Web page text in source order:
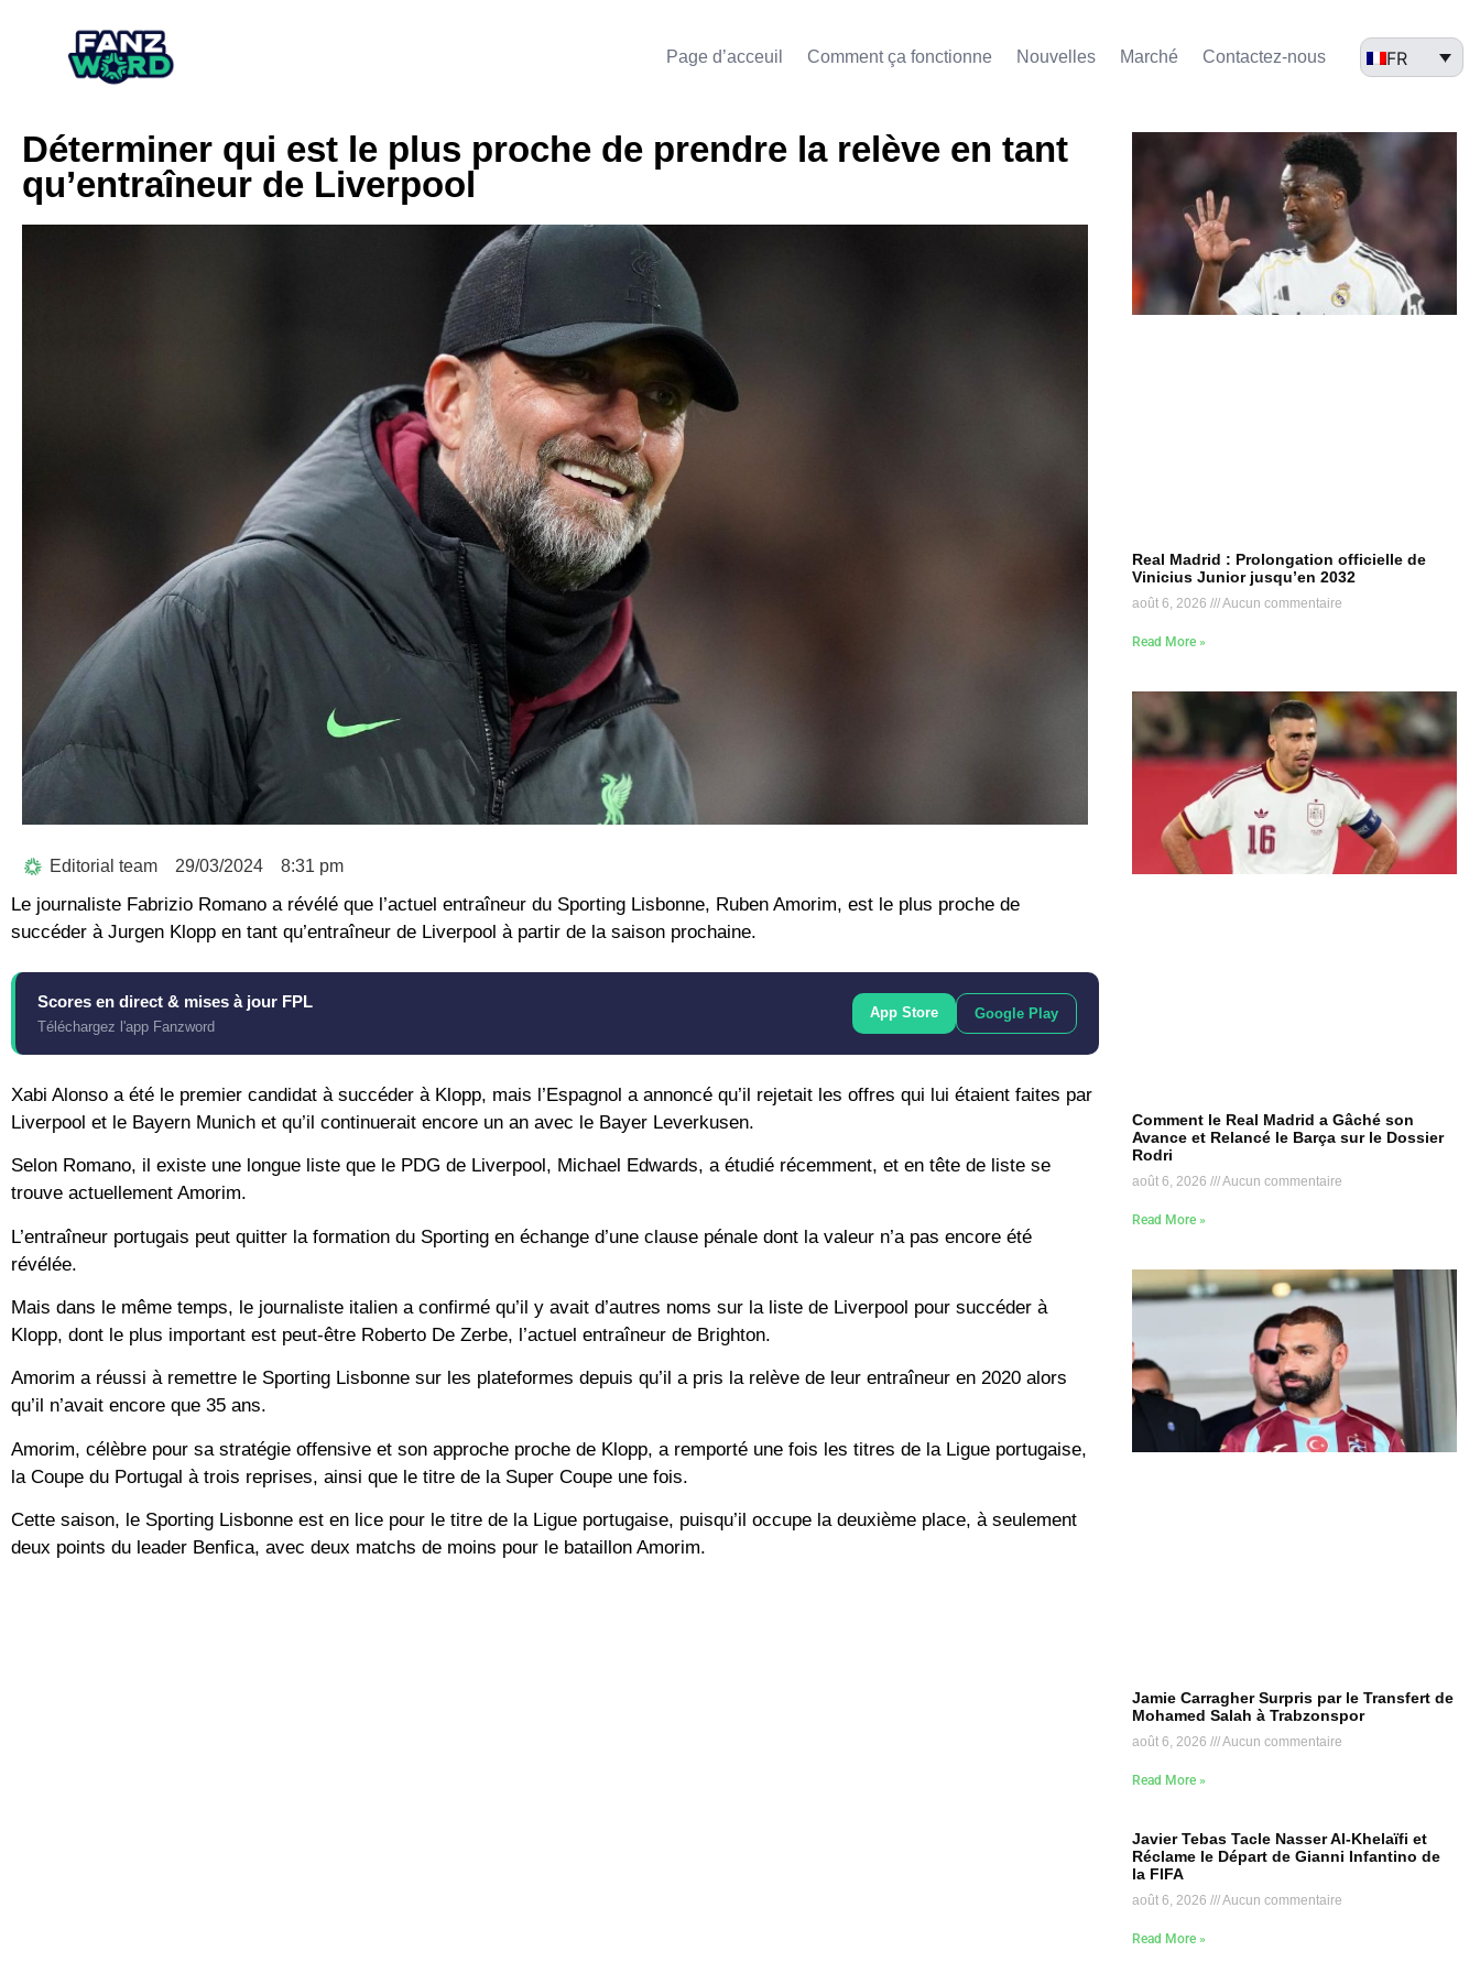
Page d’acceuil Comment ça fonctionne Nouvelles Marché​ Contactez-nous FR
Déterminer qui est le plus proche de prendre la relève en tant
qu’entraîneur de Liverpool
Editorial team 29/03/2024 8:31 pm
Le journaliste Fabrizio Romano a révélé que l’actuel entraîneur du Sporting Lisbonne, Ruben Amorim, est le plus proche de
succéder à Jurgen Klopp en tant qu’entraîneur de Liverpool à partir de la saison prochaine.
Scores en direct & mises à jour FPL
Téléchargez l'app Fanzword
App Store Google Play
Xabi Alonso a été le premier candidat à succéder à Klopp, mais l’Espagnol a annoncé qu’il rejetait les offres qui lui étaient faites par
Liverpool et le Bayern Munich et qu’il continuerait encore un an avec le Bayer Leverkusen.
Selon Romano, il existe une longue liste que le PDG de Liverpool, Michael Edwards, a étudié récemment, et en tête de liste se
trouve actuellement Amorim.
L’entraîneur portugais peut quitter la formation du Sporting en échange d’une clause pénale dont la valeur n’a pas encore été
révélée.
Mais dans le même temps, le journaliste italien a confirmé qu’il y avait d’autres noms sur la liste de Liverpool pour succéder à
Klopp, dont le plus important est peut-être Roberto De Zerbe, l’actuel entraîneur de Brighton.
Amorim a réussi à remettre le Sporting Lisbonne sur les plateformes depuis qu’il a pris la relève de leur entraîneur en 2020 alors
qu’il n’avait encore que 35 ans.
Amorim, célèbre pour sa stratégie offensive et son approche proche de Klopp, a remporté une fois les titres de la Ligue portugaise,
la Coupe du Portugal à trois reprises, ainsi que le titre de la Super Coupe une fois.
Cette saison, le Sporting Lisbonne est en lice pour le titre de la Ligue portugaise, puisqu’il occupe la deuxième place, à seulement
deux points du leader Benfica, avec deux matchs de moins pour le bataillon Amorim.
Real Madrid : Prolongation officielle de
Vinicius Junior jusqu’en 2032
août 6, 2026 Aucun commentaire
Read More »
Comment le Real Madrid a Gâché son
Avance et Relancé le Barça sur le Dossier
Rodri
août 6, 2026 Aucun commentaire
Read More »
Jamie Carragher Surpris par le Transfert de
Mohamed Salah à Trabzonspor
août 6, 2026 Aucun commentaire
Read More »
Javier Tebas Tacle Nasser Al-Khelaïfi et
Réclame le Départ de Gianni Infantino de
la FIFA
août 6, 2026 Aucun commentaire
Read More »